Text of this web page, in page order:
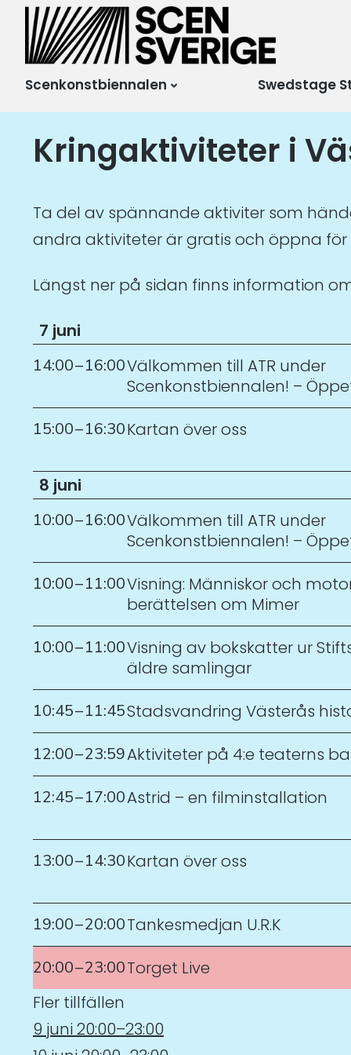
Scensverige
Mötesplats för svensk
och internationell
scenkonst
Scenkonstbiennalen Swedstage
Kringaktiviteter i
Ta del av spännande aktiviter som
andra aktiviteter är gratis och öppna för
Längst ner på sidan finns information
7 juni
14:00–16:00Välkommen till ATR under
Scenkonstbiennalen! –
15:00–16:30Kartan över oss
8 juni
10:00–16:00Välkommen till ATR under
Scenkonstbiennalen! –
10:00–11:00Visning: Människor och
berättelsen om Mimer
10:00–11:00Visning av bokskatter ur
äldre samlingar
10:45–11:45Stadsvandring Västerås
12:00–23:59Aktiviteter på 4:e teaterns
12:45–17:00Astrid – en filminstallation
13:00–14:30Kartan över oss
19:00–20:00Tankesmedjan U.R.K
20:00–23:00Torget Live
Fler tillfällen
9 juni 20:00–23:00